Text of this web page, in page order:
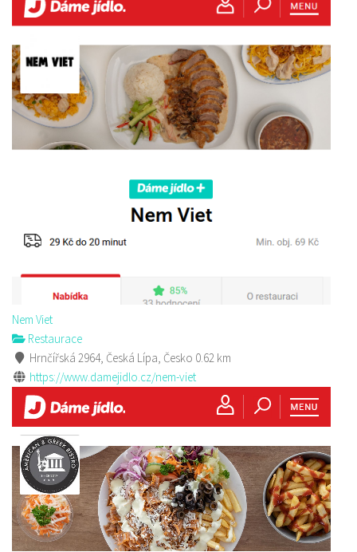
Nem Viet
Restaurace
Hrnčířská 2964, Česká Lípa, Česko 0.62 km
https://www.damejidlo.cz/nem-viet